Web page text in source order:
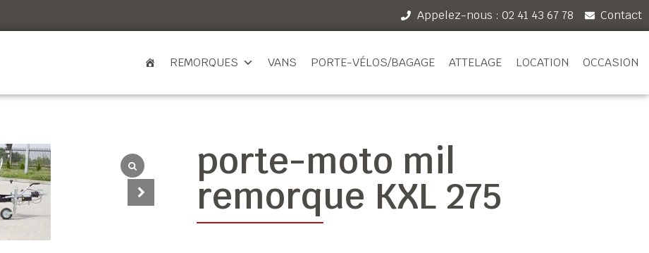
Appelez-nous : 02 41 43 67 78 Contact
REMORQUES VANS PORTE-VÉLOS/BAGAGE ATTELAGE LOCATION OCCASION
porte-moto mil
remorque KXL 275